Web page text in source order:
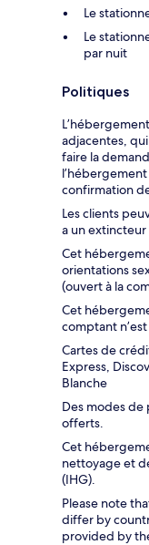
Le
Le
par nuit
Politiques
adjacentes,
faire la
confirmation
Les clients
a un
Cet
orientations
(ouvert à la
Cet
comptant
Cartes de
Express,
Blanche
Des modes
offerts.
Cet
nettoyage et
(IHG).
Please note
differ by
provided by